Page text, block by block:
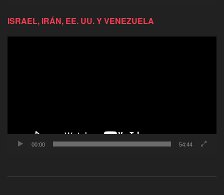
ISRAEL, IRÁN, EE. UU. Y VENEZUELA
00:00 54:44